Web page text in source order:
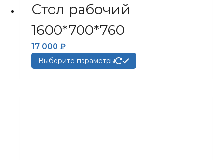
Стол рабочий
1600*700*760
17 000 ₽
Выберите параметры
товар